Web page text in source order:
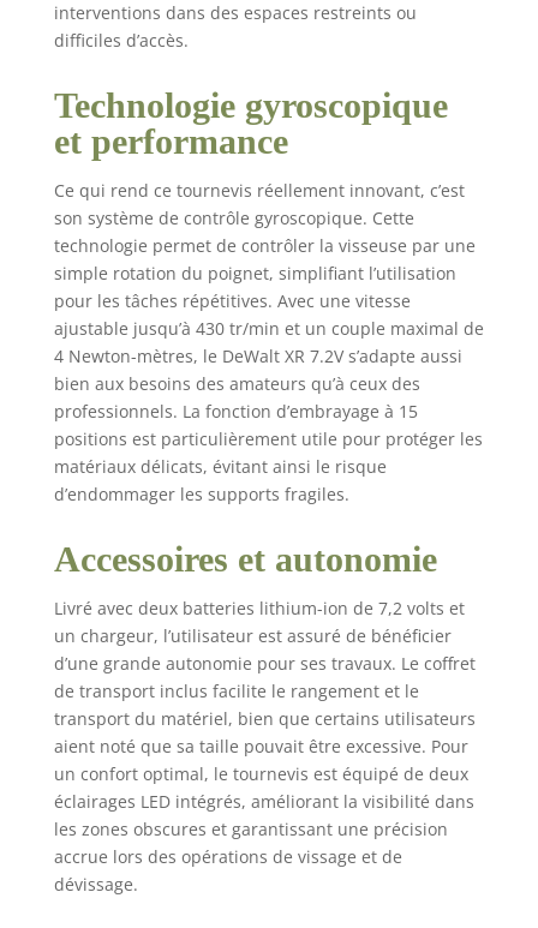
interventions dans des espaces restreints ou
difficiles d’accès.
Technologie gyroscopique
et performance
Ce qui rend ce tournevis réellement innovant, c’est
son système de contrôle gyroscopique. Cette
technologie permet de contrôler la visseuse par une
simple rotation du poignet, simplifiant l’utilisation
pour les tâches répétitives. Avec une vitesse
ajustable jusqu’à 430 tr/min et un couple maximal de
4 Newton-mètres, le DeWalt XR 7.2V s’adapte aussi
bien aux besoins des amateurs qu’à ceux des
professionnels. La fonction d’embrayage à 15
positions est particulièrement utile pour protéger les
matériaux délicats, évitant ainsi le risque
d’endommager les supports fragiles.
Accessoires et autonomie
Livré avec deux batteries lithium-ion de 7,2 volts et
un chargeur, l’utilisateur est assuré de bénéficier
d’une grande autonomie pour ses travaux. Le coffret
de transport inclus facilite le rangement et le
transport du matériel, bien que certains utilisateurs
aient noté que sa taille pouvait être excessive. Pour
un confort optimal, le tournevis est équipé de deux
éclairages LED intégrés, améliorant la visibilité dans
les zones obscures et garantissant une précision
accrue lors des opérations de vissage et de
dévissage.